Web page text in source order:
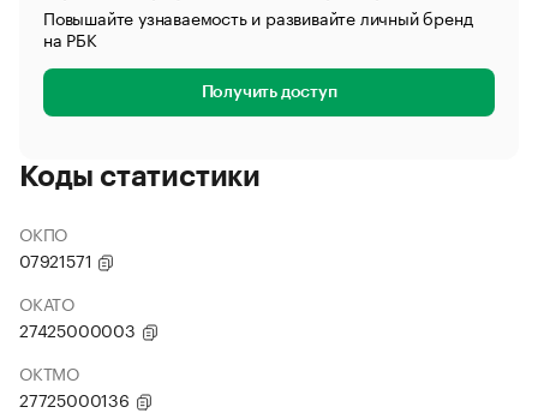
Повышайте узнаваемость и развивайте личный бренд
на РБК
Получить доступ
Коды статистики
ОКПО
07921571
ОКАТО
27425000003
ОКТМО
27725000136